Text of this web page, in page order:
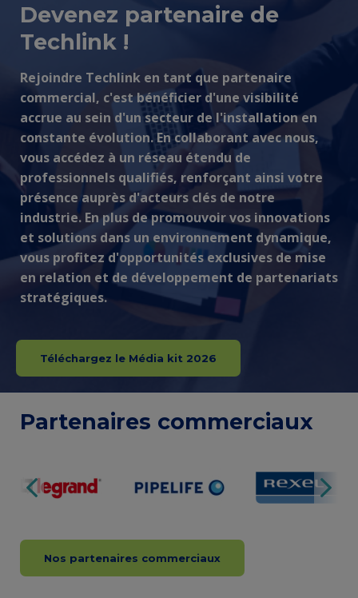
Devenez partenaire de
Techlink !
Rejoindre Techlink en tant que partenaire
commercial, c'est bénéficier d'une visibilité
accrue au sein d'un secteur de l'installation en
constante évolution. En collaborant avec nous,
vous accédez à un réseau étendu de
professionnels qualifiés, renforçant ainsi votre
présence auprès d'acteurs clés de notre
industrie. En plus de promouvoir vos innovations
et solutions dans un environnement dynamique,
vous profitez d'opportunités exclusives de mise
en relation et de développement de partenariats
stratégiques.
Téléchargez le Média kit 2026
Partenaires commerciaux
Nos partenaires commerciaux